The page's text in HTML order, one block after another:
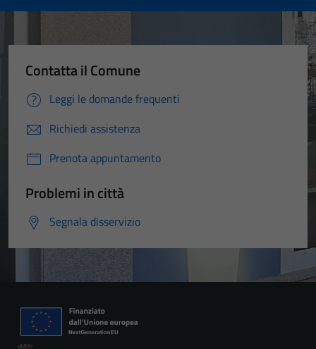
Contatta il Comune
Leggi le domande frequenti
Richiedi assistenza
Prenota appuntamento
Problemi in città
Segnala disservizio